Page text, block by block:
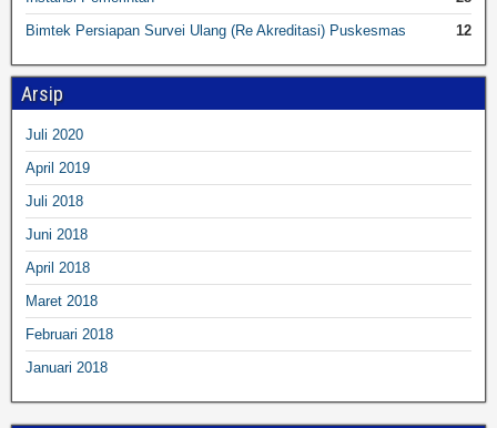
Bimtek Persiapan Survei Ulang (Re Akreditasi) Puskesmas
12
Arsip
Juli 2020
April 2019
Juli 2018
Juni 2018
April 2018
Maret 2018
Februari 2018
Januari 2018